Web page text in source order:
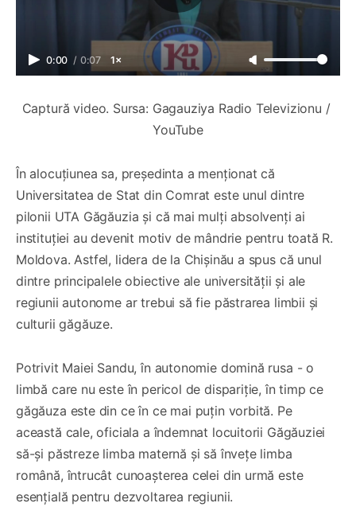
0:00 / 0:07 1×
Captură video. Sursa: Gagauziya Radio Televizionu /
YouTube
În alocuțiunea sa, președinta a menționat că
Universitatea de Stat din Comrat este unul dintre
pilonii UTA Găgăuzia și că mai mulți absolvenți ai
instituției au devenit motiv de mândrie pentru toată R.
Moldova. Astfel, lidera de la Chișinău a spus că unul
dintre principalele obiective ale universității și ale
regiunii autonome ar trebui să fie păstrarea limbii și
culturii găgăuze.
Potrivit Maiei Sandu, în autonomie domină rusa - o
limbă care nu este în pericol de dispariție, în timp ce
găgăuza este din ce în ce mai puțin vorbită. Pe
această cale, oficiala a îndemnat locuitorii Găgăuziei
să-și păstreze limba maternă și să învețe limba
română, întrucât cunoașterea celei din urmă este
esențială pentru dezvoltarea regiunii.